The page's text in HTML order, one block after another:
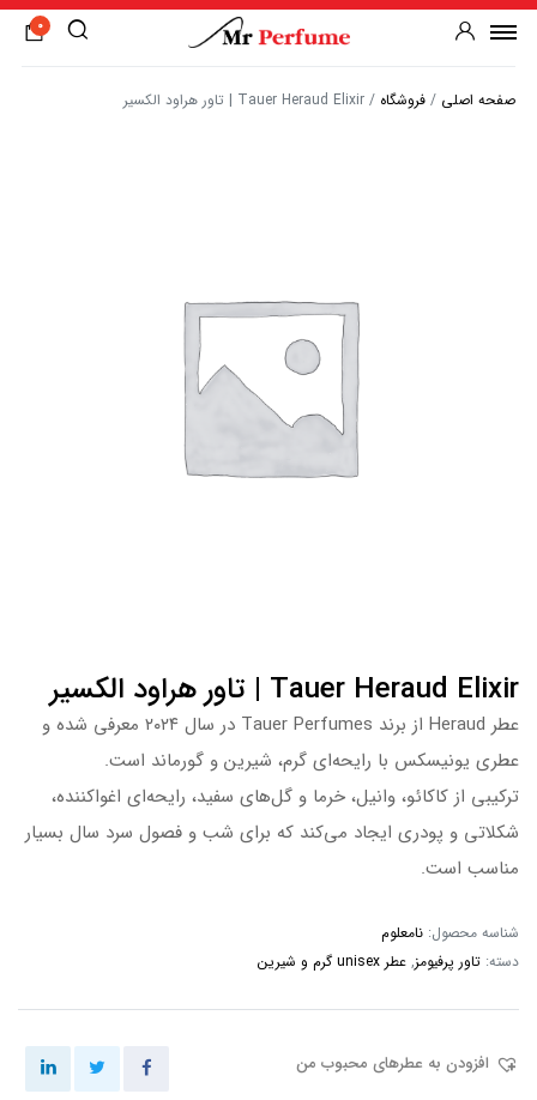
0
صفحه اصلی / فروشگاه / Tauer Heraud Elixir | تاور هراود الکسیر
Tauer Heraud Elixir | تاور هراود الکسیر
عطر Heraud از برند Tauer Perfumes در سال ۲۰۲۴ معرفی شده و
عطری یونیسکس با رایحه‌ای گرم، شیرین و گورماند است.
ترکیبی از کاکائو، وانیل، خرما و گل‌های سفید، رایحه‌ای اغواکننده،
شکلاتی و پودری ایجاد می‌کند که برای شب و فصول سرد سال بسیار
مناسب است.
شناسه محصول: نامعلوم
دسته: تاور پرفیومز, عطر unisex گرم و شیرین
افزودن به عطرهای محبوب من